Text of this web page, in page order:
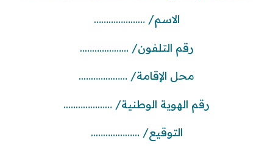
الاسم/ …………………
رقم التلفون/ ………………..
محل الإقامة/ ………………..
رقم الهوية الوطنية/ ………………..
التوقيع/ ………………..